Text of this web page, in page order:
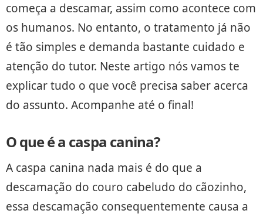
começa a descamar, assim como acontece com
os humanos. No entanto, o tratamento já não
é tão simples e demanda bastante cuidado e
atenção do tutor. Neste artigo nós vamos te
explicar tudo o que você precisa saber acerca
do assunto. Acompanhe até o final!
O que é a caspa canina?
A caspa canina nada mais é do que a
descamação do couro cabeludo do cãozinho,
essa descamação consequentemente causa a